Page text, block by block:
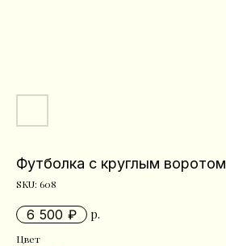
Футболка с круглым воротом
SKU: 608
6 500 р.
Цвет